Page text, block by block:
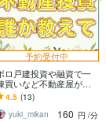
予約受付中
ロ戸建投資や融資で一
買いなど不動産屋が教
ます 不動産投資を始め
い、不動産投資で悩ん
いる、何でも聞いて！
4.5 (13)
yuki_mikan
160 円 /分